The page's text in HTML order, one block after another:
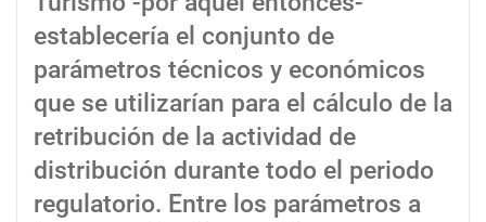
establecería el conjunto de
parámetros técnicos y económicos
que se utilizarían para el cálculo de la
retribución de la actividad de
distribución durante todo el periodo
regulatorio. Entre los parámetros a